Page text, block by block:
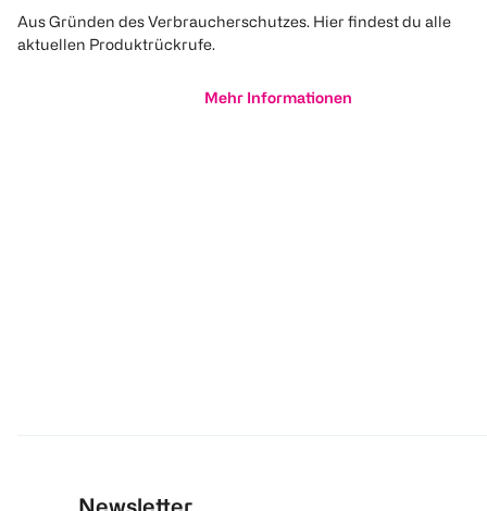
Aus Gründen des Verbraucherschutzes. Hier findest du alle
aktuellen Produktrückrufe.
Mehr Informationen